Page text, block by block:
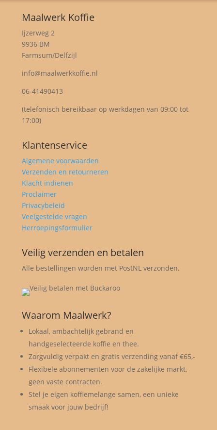
Maalwerk Koffie
Ijzerweg 2
9936 BM
Farmsum/Delfzijl
info@maalwerkkoffie.nl
06-41490413
(telefonisch bereikbaar op werkdagen van 09:00 tot
17:00)
Klantenservice
Algemene voorwaarden
Verzenden en retourneren
Klacht indienen
Proclaimer
Privacybeleid
Veelgestelde vragen
Herroepingsformulier
Veilig verzenden en betalen
Alle bestellingen worden met PostNL verzonden.
Waarom Maalwerk?
Lokaal, ambachtelijk gebrand en
handgeselecteerde koffie en thee.
Zorgvuldig verpakt en gratis verzending vanaf €65,-
Flexibele abonnementen voor de zakelijke markt,
geen vaste contracten.
Stel je eigen koffiemelange samen, een unieke
smaak voor jouw bedrijf!